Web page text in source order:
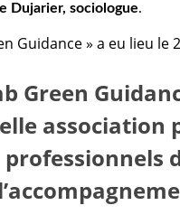
Dujarier, sociologue.
Guidance » a eu lieu le
Green
association
professionnels